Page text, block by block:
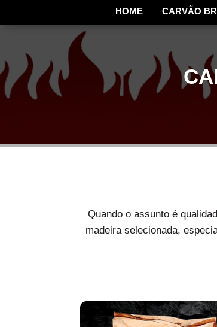
HOME CARVÃO
Quando o assunto é
madeira selecionada,